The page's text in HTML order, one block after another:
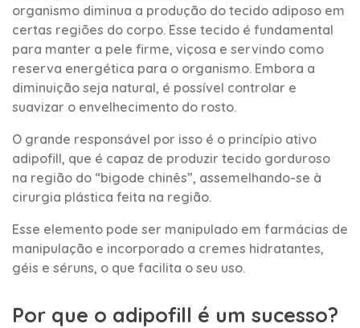
organismo diminua a produção do tecido adiposo em
certas regiões do corpo. Esse tecido é fundamental
para manter a pele firme, viçosa e servindo como
reserva energética para o organismo. Embora a
diminuição seja natural, é possível controlar e
suavizar o envelhecimento do rosto.
O grande responsável por isso é o princípio ativo
adipofill, que é capaz de produzir tecido gorduroso
na região do “bigode chinês”, assemelhando-se à
cirurgia plástica feita na região.
Esse elemento pode ser manipulado em farmácias de
manipulação e incorporado a cremes hidratantes,
géis e séruns, o que facilita o seu uso.
Por que o adipofill é um sucesso?